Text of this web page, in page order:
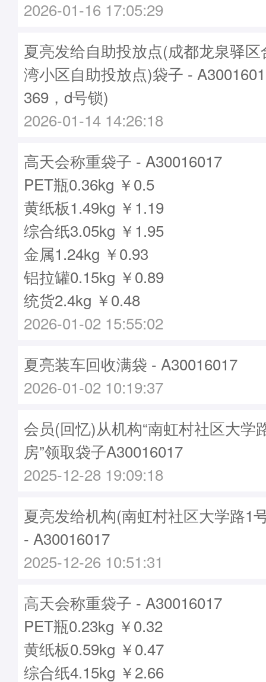
2026-01-16 17:05:29
夏亮发给自助投放点(成都龙泉驿
湾小区自助投放点)袋子 -
369，d号锁)
2026-01-14 14:26:18
高天会称重袋子 - A30016017
PET瓶0.36kg ￥0.5
黄纸板1.49kg ￥1.19
综合纸3.05kg ￥1.95
金属1.24kg ￥0.93
铝拉罐0.15kg ￥0.89
统货2.4kg ￥0.48
2026-01-02 15:55:02
夏亮装车回收满袋 - A30016017
2026-01-02 10:19:37
会员(回忆)从机构“南虹村社区大学
房”领取袋子A30016017
2025-12-28 19:09:18
夏亮发给机构(南虹村社区大学路1
- A30016017
2025-12-26 10:51:31
高天会称重袋子 - A30016017
PET瓶0.23kg ￥0.32
黄纸板0.59kg ￥0.47
综合纸4.15kg ￥2.66